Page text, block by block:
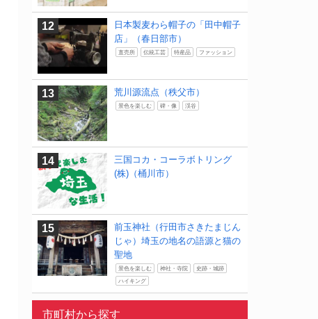
日本製麦わら帽子の「田中帽子
店」（春日部市）
直売所 伝統工芸 特産品 ファッション
荒川源流点（秩父市）
景色を楽しむ 碑・像 渓谷
三国コカ・コーラボトリング
(株)（桶川市）
前玉神社（行田市さきたまじん
じゃ）埼玉の地名の語源と猫の
聖地
景色を楽しむ 神社・寺院 史跡・城跡
ハイキング
市町村から探す